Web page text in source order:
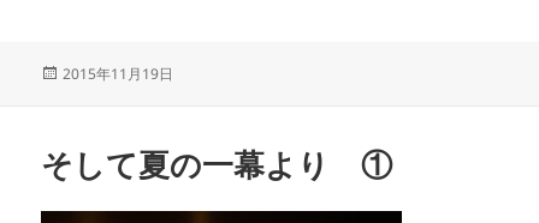
投
2015年11月19日
そして夏の一幕より ①